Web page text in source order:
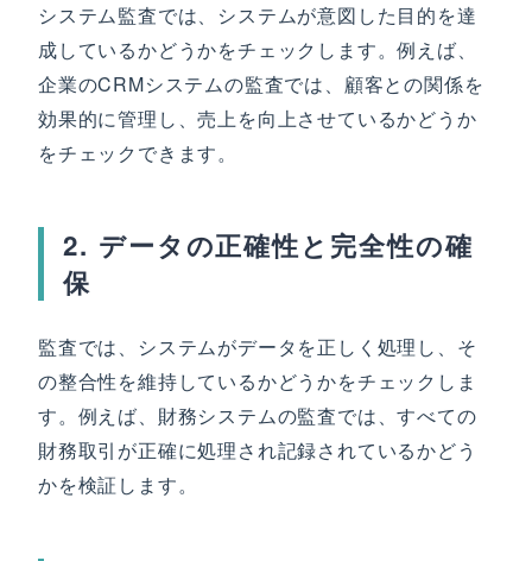
システム監査では、システムが意図した目的を達
成しているかどうかをチェックします。例えば、
企業のCRMシステムの監査では、顧客との関係を
効果的に管理し、売上を向上させているかどうか
をチェックできます。
2. データの正確性と完全性の確
保
監査では、システムがデータを正しく処理し、そ
の整合性を維持しているかどうかをチェックしま
す。例えば、財務システムの監査では、すべての
財務取引が正確に処理され記録されているかどう
かを検証します。